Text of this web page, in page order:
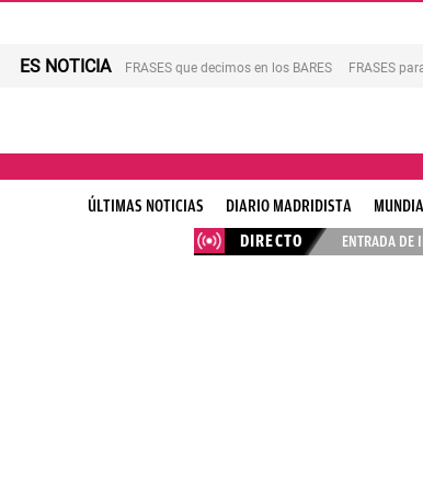
ES NOTICIA FRASES que decimos en los BARES FRASES
ÚLTIMAS NOTICIAS DIARIO MADRIDISTA
DIRECTO
ENTRADA DE